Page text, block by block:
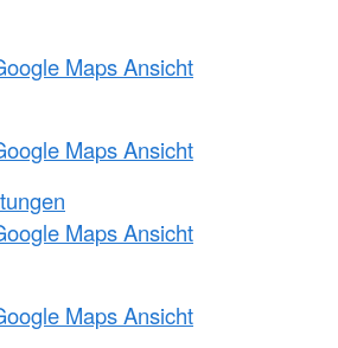
Maps Ansicht
Maps Ansicht
Maps Ansicht
Maps Ansicht